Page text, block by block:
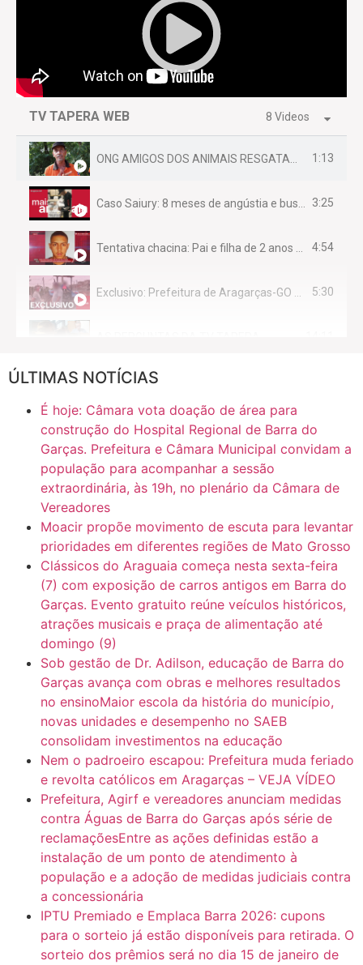
TV TAPERA WEB 8 Videos
1:13
3:25
4:54
5:30
CASO SAIURY - SEM CORTES
Mini Ginásio de Aragarças- Só a bo$ta 6:31
ÚLTIMAS NOTÍCIAS
É hoje: Câmara vota doação de área para
construção do Hospital Regional de Barra do
Garças. Prefeitura e Câmara Municipal convidam a
população para acompanhar a sessão
extraordinária, às 19h, no plenário da Câmara de
Vereadores
Moacir propõe movimento de escuta para levantar
prioridades em diferentes regiões de Mato Grosso
Clássicos do Araguaia começa nesta sexta-feira
(7) com exposição de carros antigos em Barra do
Garças. Evento gratuito reúne veículos históricos,
atrações musicais e praça de alimentação até
domingo (9)
Sob gestão de Dr. Adilson, educação de Barra do
Garças avança com obras e melhores resultados
no ensinoMaior escola da história do município,
novas unidades e desempenho no SAEB
consolidam investimentos na educação
Nem o padroeiro escapou: Prefeitura muda feriado
e revolta católicos em Aragarças – VEJA VÍDEO
Prefeitura, Agirf e vereadores anunciam medidas
contra Águas de Barra do Garças após série de
reclamaçõesEntre as ações definidas estão a
instalação de um ponto de atendimento à
população e a adoção de medidas judiciais contra
a concessionária
IPTU Premiado e Emplaca Barra 2026: cupons
para o sorteio já estão disponíveis para retirada. O
sorteio dos prêmios será no dia 15 de janeiro de